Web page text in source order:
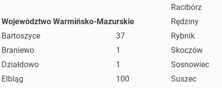
Racibórz
Województwo Warmińsko-Mazurskie
Rędziny
Bartoszyce
37
Rybnik
Braniewo
1
Skoczów
Działdowo
1
Sosnowiec
Elbląg
100
Suszec